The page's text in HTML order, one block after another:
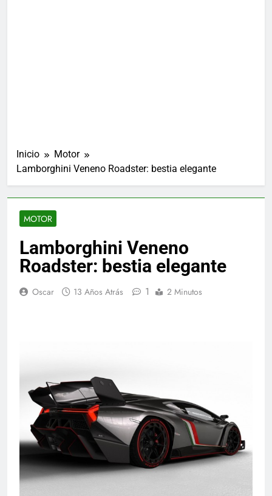
Inicio
Motor
Lamborghini Veneno Roadster: bestia elegante
MOTOR
Lamborghini Veneno
Roadster: bestia elegante
Oscar 13 Años Atrás 1 2 Minutos